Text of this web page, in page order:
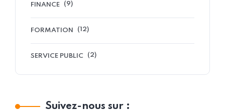
FINANCE (9)
FORMATION (12)
SERVICE PUBLIC (2)
Suivez-nous sur :